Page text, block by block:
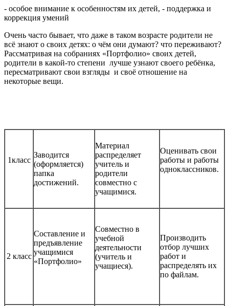
- особое внимание к особенностям их детей, - поддержка и
коррекция умений
Очень часто бывает, что даже в таком возрасте родители не
всё знают о своих детях: о чём они думают? что переживают?
Рассматривая на собраниях «Портфолио» своих детей,
родители в какой-то степени лучше узнают своего ребёнка,
пересматривают свои взгляды и своё отношение на
некоторые вещи.
1класс
Заводится
(оформляется)
папка
достижений.
Материал
распределяет
учитель и
родители
совместно с
учащимися.
Оценивать свои
работы и работы
одноклассников.
2 класс
Составление и
предъявление
учащимися
«Портфолио»
Совместно в
учебной
деятельности
(учитель и
учащиеся).
Производить
отбор лучших
работ и
распределять их
по файлам.